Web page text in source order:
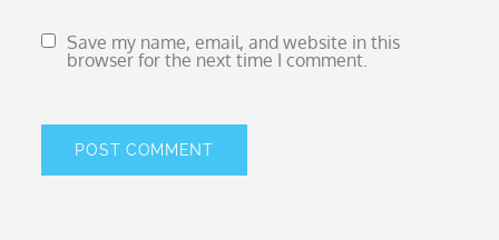
Save my name, email, and website in this
browser for the next time I comment.